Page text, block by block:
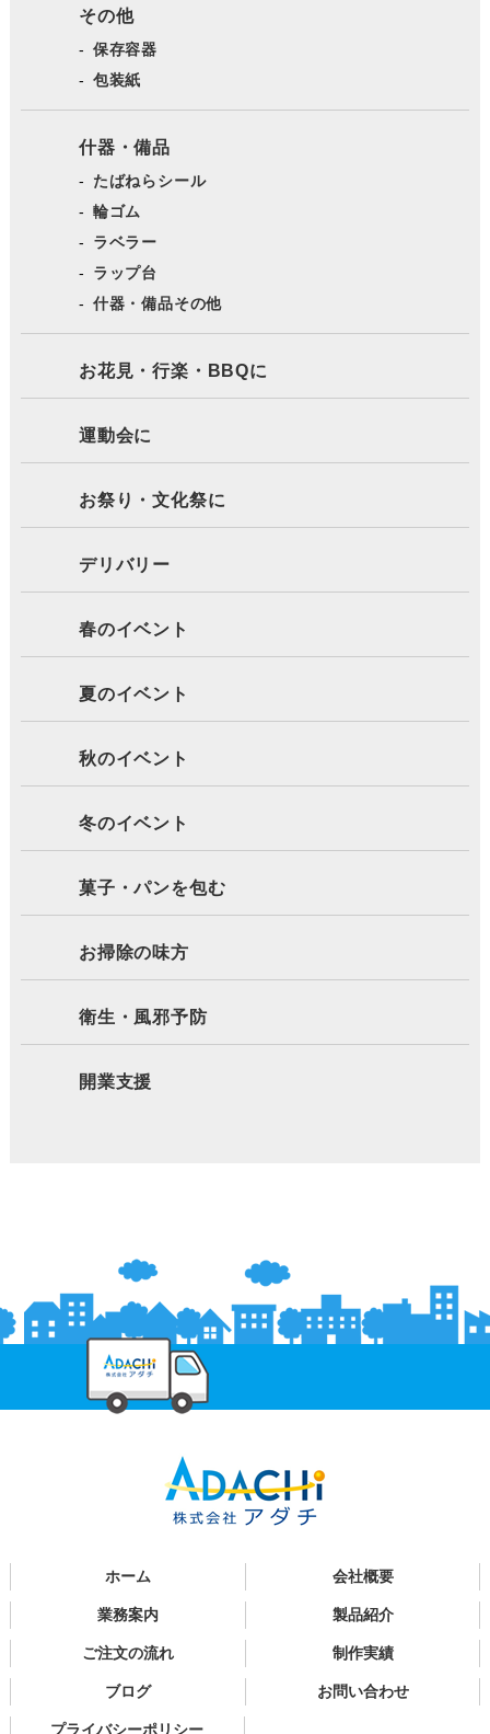
その他
保存容器
包装紙
什器・備品
たばねらシール
輪ゴム
ラベラー
ラップ台
什器・備品その他
お花見・行楽・BBQに
運動会に
お祭り・文化祭に
デリバリー
春のイベント
夏のイベント
秋のイベント
冬のイベント
菓子・パンを包む
お掃除の味方
衛生・風邪予防
開業支援
ホーム 会社概要
業務案内 製品紹介
ご注文の流れ 制作実績
ブログ お問い合わせ
プライバシーポリシー